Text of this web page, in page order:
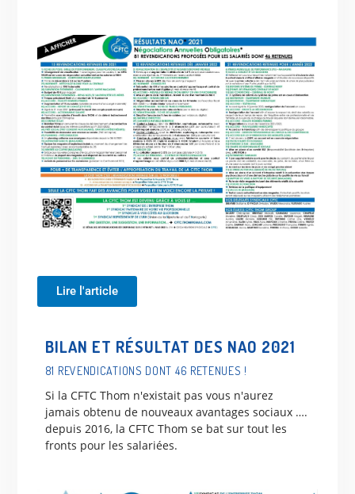
Lire l'article
BILAN ET RÉSULTAT DES NAO 2021
81 REVENDICATIONS DONT 46 RETENUES !
Si la CFTC Thom n'existait pas vous n'aurez
jamais obtenu de nouveaux avantages sociaux ….
depuis 2016, la CFTC Thom se bat sur tout les
fronts pour les salariées.